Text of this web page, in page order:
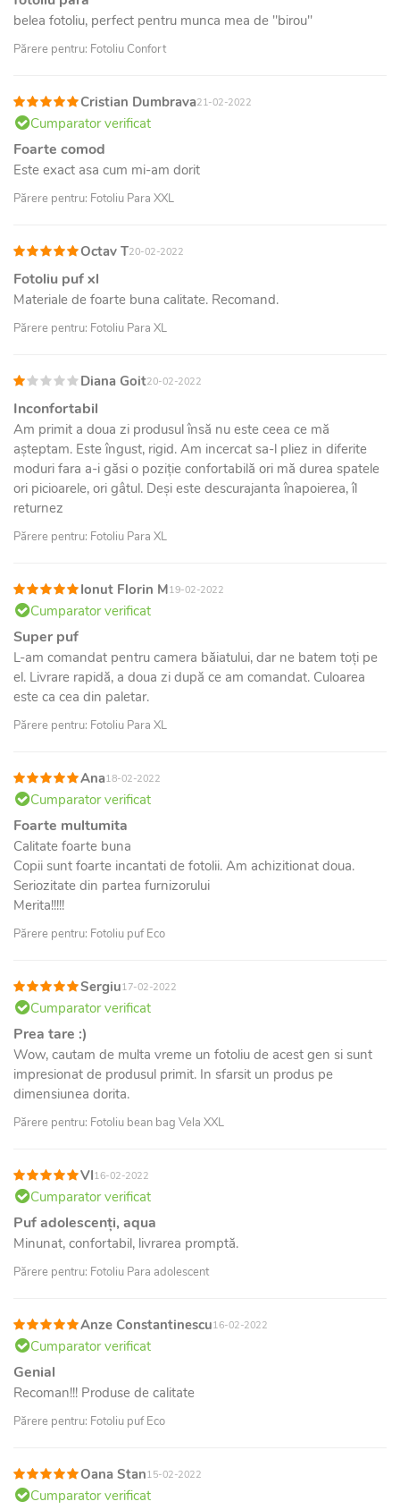
belea fotoliu, perfect pentru munca mea de "birou"
Părere pentru: Fotoliu Confort
Cristian Dumbrava21-02-2022
Cumparator verificat
Foarte comod
Este exact asa cum mi-am dorit
Părere pentru: Fotoliu Para XXL
Octav T20-02-2022
Fotoliu puf xl
Materiale de foarte buna calitate. Recomand.
Părere pentru: Fotoliu Para XL
Diana Goit20-02-2022
Inconfortabil
Am primit a doua zi produsul însă nu este ceea ce mă
așteptam. Este îngust, rigid. Am incercat sa-l pliez in diferite
moduri fara a-i găsi o poziție confortabilă ori mă durea spatele
ori picioarele, ori gâtul. Deși este descurajanta înapoierea, îl
returnez
Părere pentru: Fotoliu Para XL
Ionut Florin M19-02-2022
Cumparator verificat
Super puf
L-am comandat pentru camera băiatului, dar ne batem toți pe
el. Livrare rapidă, a doua zi după ce am comandat. Culoarea
este ca cea din paletar.
Părere pentru: Fotoliu Para XL
Ana18-02-2022
Cumparator verificat
Foarte multumita
Calitate foarte buna
Copii sunt foarte incantati de fotolii. Am achizitionat doua.
Seriozitate din partea furnizorului
Merita!!!!!
Părere pentru: Fotoliu puf Eco
Sergiu17-02-2022
Cumparator verificat
Prea tare :)
Wow, cautam de multa vreme un fotoliu de acest gen si sunt
impresionat de produsul primit. In sfarsit un produs pe
dimensiunea dorita.
Părere pentru: Fotoliu bean bag Vela XXL
VI16-02-2022
Cumparator verificat
Puf adolescenți, aqua
Minunat, confortabil, livrarea promptă.
Părere pentru: Fotoliu Para adolescent
Anze Constantinescu16-02-2022
Cumparator verificat
Genial
Recoman!!! Produse de calitate
Părere pentru: Fotoliu puf Eco
Oana Stan15-02-2022
Cumparator verificat